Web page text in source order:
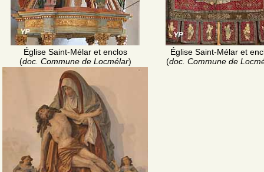
Église Saint-Mélar et enclos
(doc. Commune de Locmélar)
Église Saint-Mélar et
(doc. Commune de